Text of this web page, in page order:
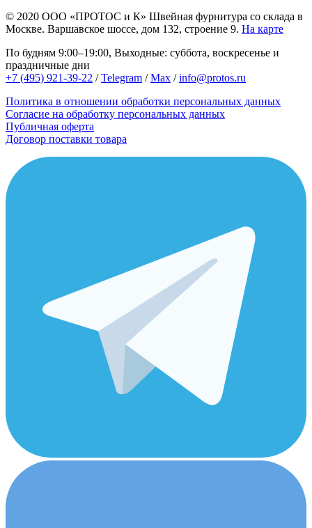
© 2020 ООО «ПРОТОС и К» Швейная фурнитура со склада в
Москве. Варшавское шоссе, дом 132, строение 9. На карте
По будням 9:00–19:00, Выходные: суббота, воскресенье и
праздничные дни
+7 (495) 921-39-22 /Telegram /Max /info@protos.ru
Политика в отношении обработки персональных данных
Согласие на обработку персональных данных
Публичная оферта
Договор поставки товара